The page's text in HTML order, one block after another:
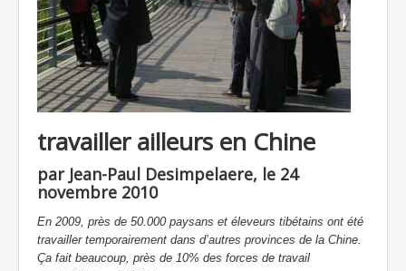
travailler ailleurs en Chine
par Jean-Paul Desimpelaere, le 24
novembre 2010
En 2009, près de 50.000 paysans et éleveurs tibétains ont été
travailler temporairement dans d’autres provinces de la Chine.
Ça fait beaucoup, près de 10% des forces de travail